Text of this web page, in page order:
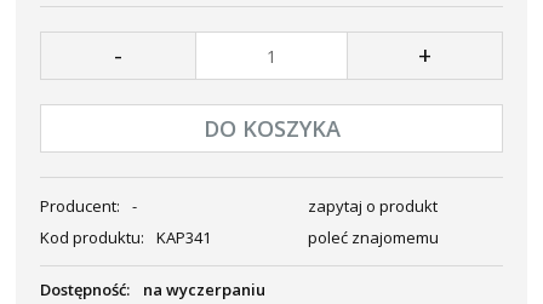
- +
DO KOSZYKA
Producent:
-
Kod produktu:
KAP341
zapytaj o produkt
poleć znajomemu
Dostępność:
na wyczerpaniu